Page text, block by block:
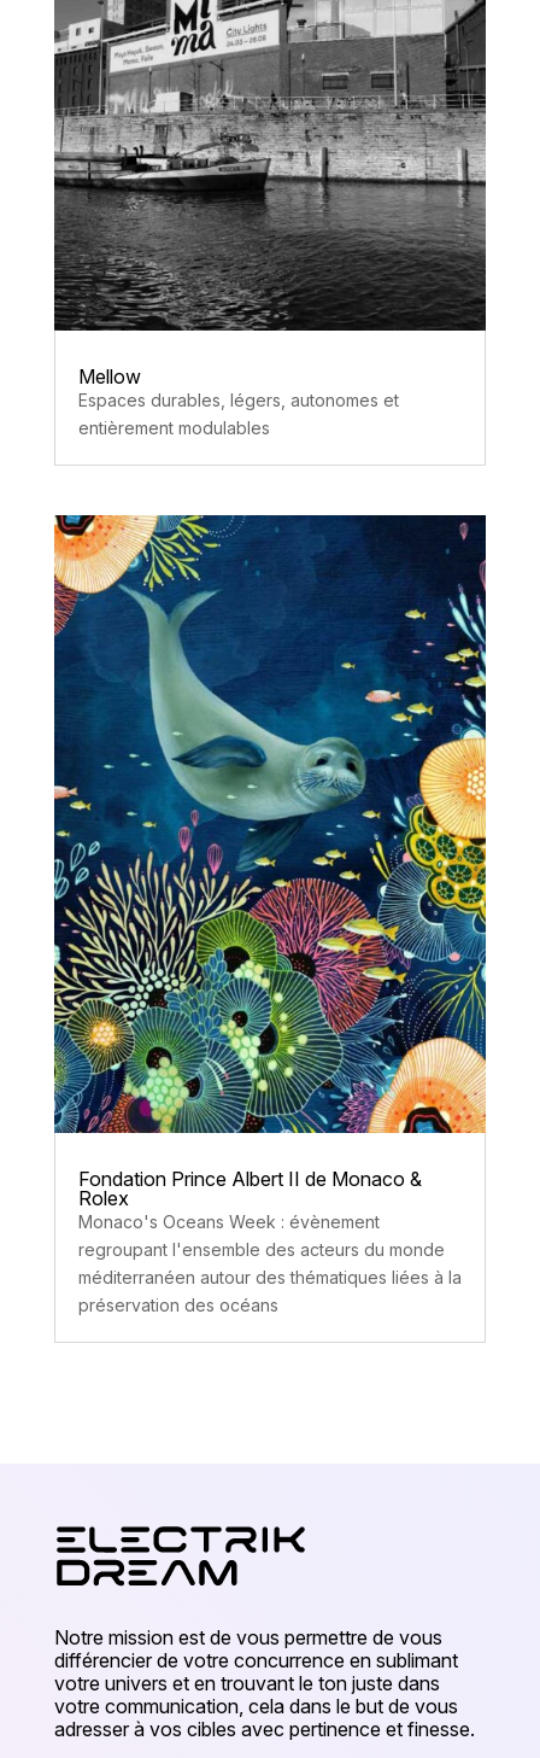
Mellow
Espaces durables, légers, autonomes et
entièrement modulables
Fondation Prince Albert II de Monaco &
Rolex
Monaco's Oceans Week : évènement
regroupant l'ensemble des acteurs du monde
méditerranéen autour des thématiques liées à la
préservation des océans
Notre mission est de vous permettre de vous
différencier de votre concurrence en sublimant
votre univers et en trouvant le ton juste dans
votre communication, cela dans le but de vous
adresser à vos cibles avec pertinence et finesse.